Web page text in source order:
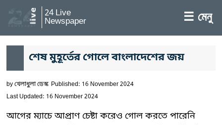
24 Live
Newspaper ☰ মেনু
শেষ মুহূর্তের গোলে বাংলাদেশের জয়
byখেলাধুলা ডেস্ক Published: 16 November 2024
Last Updated: 16 November 2024
আগের ম্যাচে আপ্রাণ চেষ্টা করেও গোল করতে পারেনি